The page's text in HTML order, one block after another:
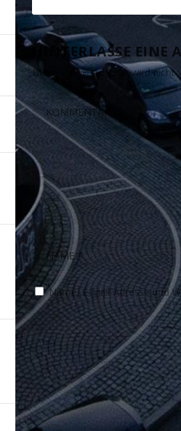
HINTERLASSE EINE
Deine E-Mail-Adresse wird nicht
Name, E-Mail-Adresse und